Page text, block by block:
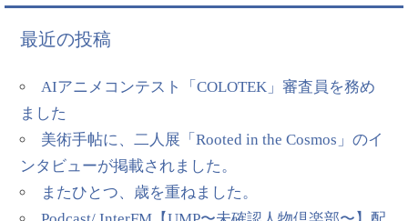
最近の投稿
AIアニメコンテスト「COLOTEK」審査員を務め
ました
美術手帖に、二人展「Rooted in the Cosmos」のイ
ンタビューが掲載されました。
またひとつ、歳を重ねました。